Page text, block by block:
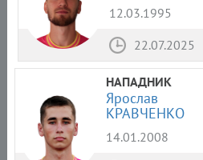
12.03.1995
22.07.2025
НАПАДНИК
Ярослав
КРАВЧЕНКО
14.01.2008